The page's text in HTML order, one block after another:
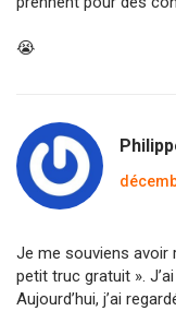
😭
Je me souviens avoir
petit truc gratuit ».
Aujourd’hui, j’ai